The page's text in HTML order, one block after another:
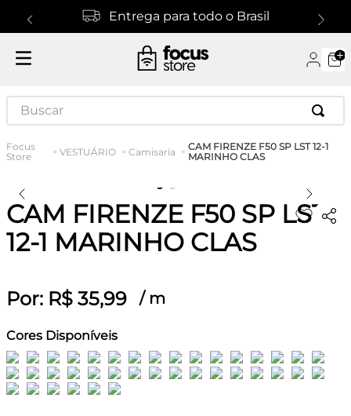
Entrega para todo o Brasil
Buscar
VESTUÁRIO Camisaria
CAM FIRENZE F50 SP LST 12-1
MARINHO CLAS
CAM FIRENZE F50 SP LST
12-1 MARINHO CLAS
Por: R$ 35,99 / m
Cores Disponíveis